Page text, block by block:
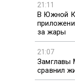
21:11
В Южной
за жары
21:07
Замглавы
сравнил